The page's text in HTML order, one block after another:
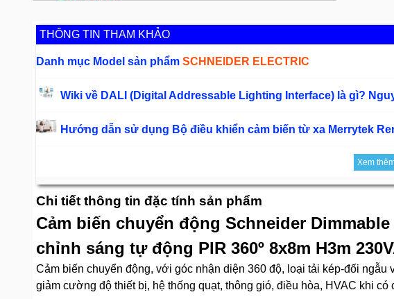
THÔNG TIN THAM KHẢO
Danh mục Model sản phẩm SCHNEIDER ELECTRIC
Wiki về DALI (Digital Addressable Lighting Interface) là gì?
Hướng dẫn sử dụng Bộ điều khiển cảm biến từ xa Merrytek
Xem
Chi tiết thông tin đặc tính sản phẩm
Cảm biến chuyển động Schneider
chỉnh sáng tự động PIR 360º 8x8m H3m
Cảm biến chuyển động, với góc nhận diện 360 độ, loại tải kép-đối
giảm cường độ thiết bị, hệ thống quạt, thông gió, điều hòa, HVAC khi có